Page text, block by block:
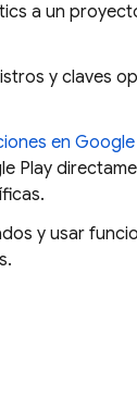
a un
y claves
en Google
Play
y usar